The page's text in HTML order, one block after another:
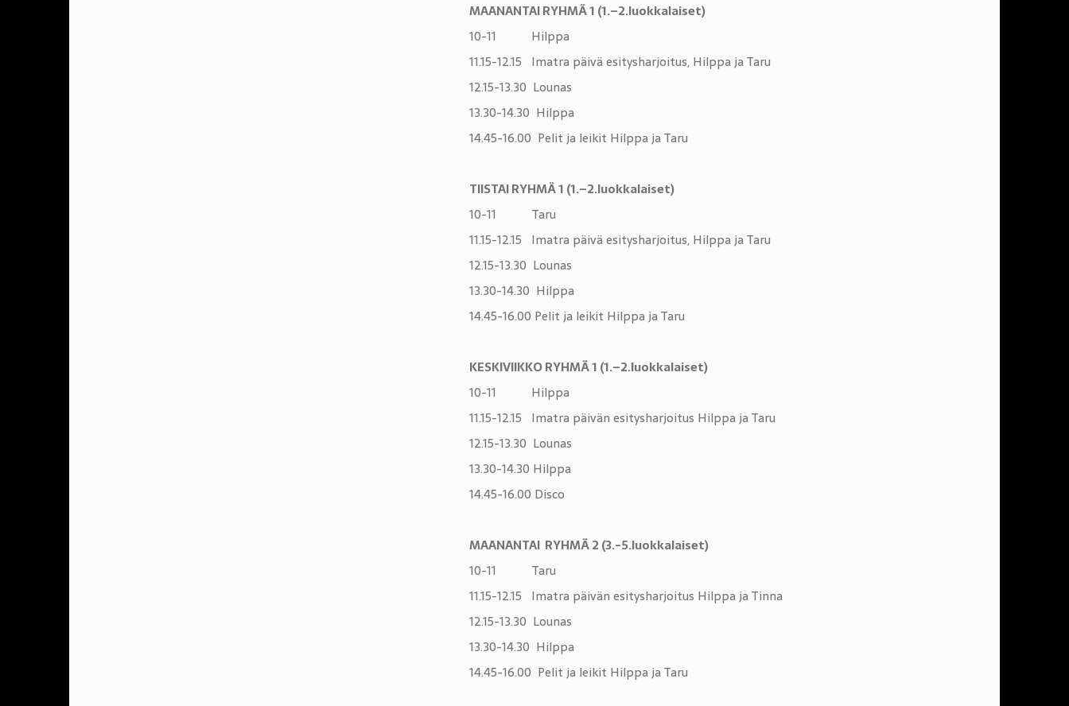
MAANANTAI RYHMÄ 1 (1.–2.luokkalaiset)
10-11 Hilppa
11.15-12.15 Imatra päivä esitysharjoitus, Hilppa ja Taru
12.15-13.30 Lounas
13.30-14.30 Hilppa
14.45-16.00 Pelit ja leikit Hilppa ja Taru
TIISTAI RYHMÄ 1 (1.–2.luokkalaiset)
10-11 Taru
11.15-12.15 Imatra päivä esitysharjoitus, Hilppa ja Taru
12.15-13.30 Lounas
13.30-14.30 Hilppa
14.45-16.00 Pelit ja leikit Hilppa ja Taru
KESKIVIIKKO RYHMÄ 1 (1.–2.luokkalaiset)
10-11 Hilppa
11.15-12.15 Imatra päivän esitysharjoitus Hilppa ja Taru
12.15-13.30 Lounas
13.30-14.30 Hilppa
14.45-16.00 Disco
MAANANTAI RYHMÄ 2 (3.-5.luokkalaiset)
10-11 Taru
11.15-12.15 Imatra päivän esitysharjoitus Hilppa ja Tinna
12.15-13.30 Lounas
13.30-14.30 Hilppa
14.45-16.00 Pelit ja leikit Hilppa ja Taru